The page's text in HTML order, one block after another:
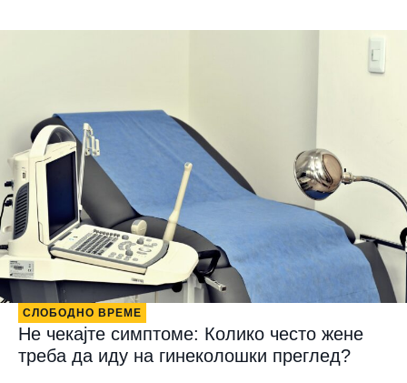
СЛОБОДНО ВРЕМЕ
Не чекајте симптоме: Колико често жене
треба да иду на гинеколошки преглед?